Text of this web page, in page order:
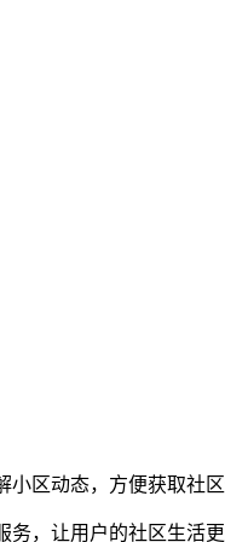
区动态，方便获取社区
，让用户的社区生活更